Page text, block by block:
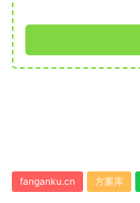
fanganku.cn 方案库